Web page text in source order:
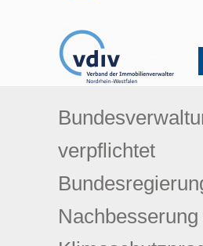
verpflichtet
Nachbesserung